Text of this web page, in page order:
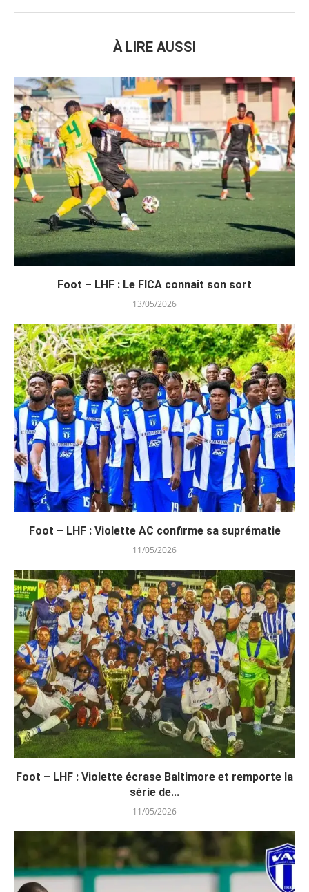
À LIRE AUSSI
Foot – LHF : Le FICA connaît son sort
13/05/2026
Foot – LHF : Violette AC confirme sa suprématie
11/05/2026
Foot – LHF : Violette écrase Baltimore et remporte la
série de...
11/05/2026